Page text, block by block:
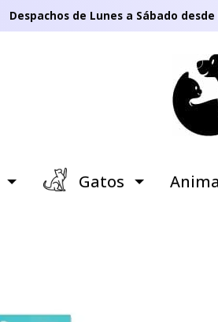
Despachos de Lunes a Sábado
Gatos